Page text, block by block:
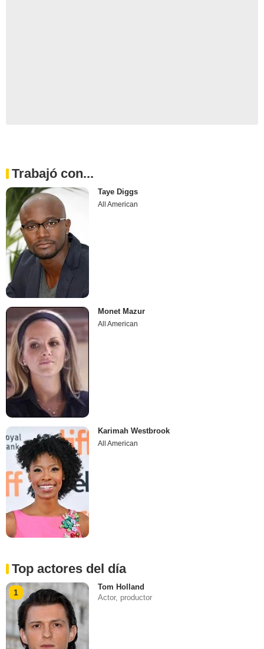
Trabajó con...
Taye Diggs
All American
Monet Mazur
All American
Karimah Westbrook
All American
Top actores del día
1
Tom Holland
Actor, productor